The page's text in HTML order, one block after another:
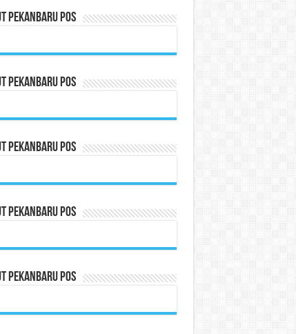
Pekanbaru Pos
Pekanbaru Pos
Pekanbaru Pos
Pekanbaru Pos
Pekanbaru Pos